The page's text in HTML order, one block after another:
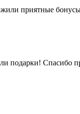
приятные
подарки! Спасибо